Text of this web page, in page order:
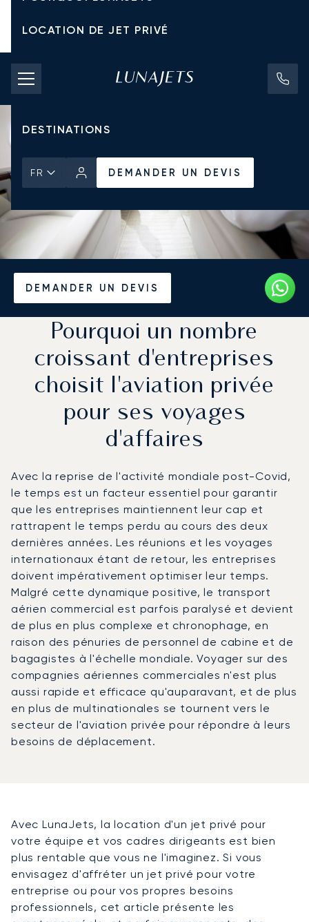
LOCATION DE JET PRIVÉ
TARIFS D'AFFRÈTEMENT
JETS PRIVÉS
DESTINATIONS
FR DEMANDER UN DEVIS
DEMANDER UN DEVIS
Pourquoi un nombre
croissant d'entreprises
choisit l'aviation privée
pour ses voyages
d'affaires
Avec la reprise de l'activité mondiale post-Covid,
le temps est un facteur essentiel pour garantir
que les entreprises maintiennent leur cap et
rattrapent le temps perdu au cours des deux
dernières années. Les réunions et les voyages
internationaux étant de retour, les entreprises
doivent impérativement optimiser leur temps.
Malgré cette dynamique positive, le transport
aérien commercial est parfois paralysé et devient
de plus en plus complexe et chronophage, en
raison des pénuries de personnel de cabine et de
bagagistes à l'échelle mondiale. Voyager sur des
compagnies aériennes commerciales n'est plus
aussi rapide et efficace qu'auparavant, et de plus
en plus de multinationales se tournent vers le
secteur de l'aviation privée pour répondre à leurs
besoins de déplacement.
Avec LunaJets, la location d'un jet privé pour
votre équipe et vos cadres dirigeants est bien
plus rentable que vous ne l'imaginez. Si vous
envisagez d'affréter un jet privé pour votre
entreprise ou pour vos propres besoins
professionnels, cet article présente les